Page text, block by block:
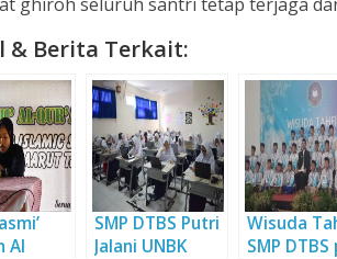
& Berita Terkait:
Al
SMP DTBS Putri
Jalani UNBK
Wisuda
SMP